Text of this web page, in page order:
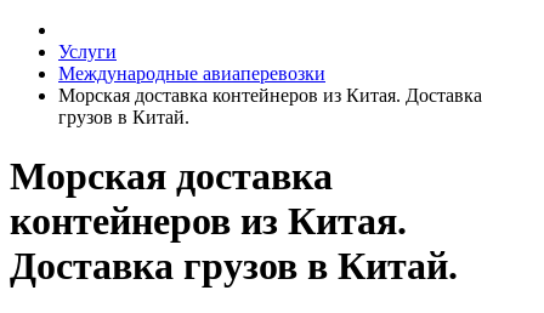
Услуги
Международные авиаперевозки
Морская доставка контейнеров из Китая. Доставка
грузов в Китай.
Морская доставка
контейнеров из Китая.
Доставка грузов в Китай.